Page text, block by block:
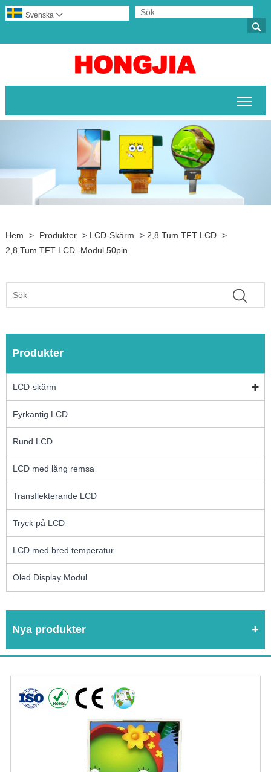

Svenska 
Hem > Produkter > LCD-Skärm > 2,8 Tum TFT LCD >
2,8 Tum TFT LCD -modul 50pin
Produkter
LCD-skärm
Fyrkantig LCD
Rund LCD
LCD med lång remsa
Transflekterande LCD
Tryck på LCD
LCD med bred temperatur
Oled Display Modul
Nya produkter